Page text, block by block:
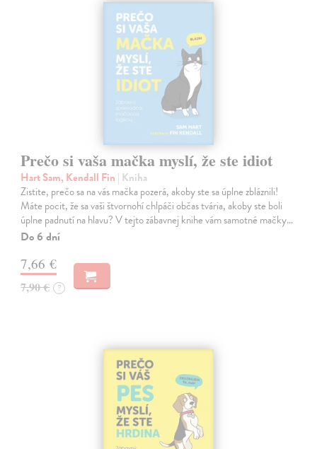
Prečo si vaša mačka myslí, že ste idiot
Hart Sam, Kendall Fin | Kniha
Zistite, prečo sa na vás mačka pozerá, akoby ste sa úplne zbláznili!
Máte pocit, že sa vaši štvornohí chlpáči občas tvária, akoby ste boli
úplne padnutí na hlavu? V tejto zábavnej knihe vám samotné mačky…
Do 6 dní
7,66 €
7,90 € ?